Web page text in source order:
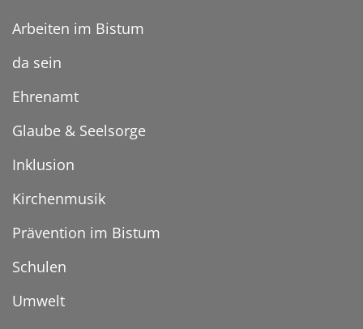
Arbeiten im Bistum
da sein
Ehrenamt
Glaube & Seelsorge
Inklusion
Kirchenmusik
Prävention im Bistum
Schulen
Umwelt